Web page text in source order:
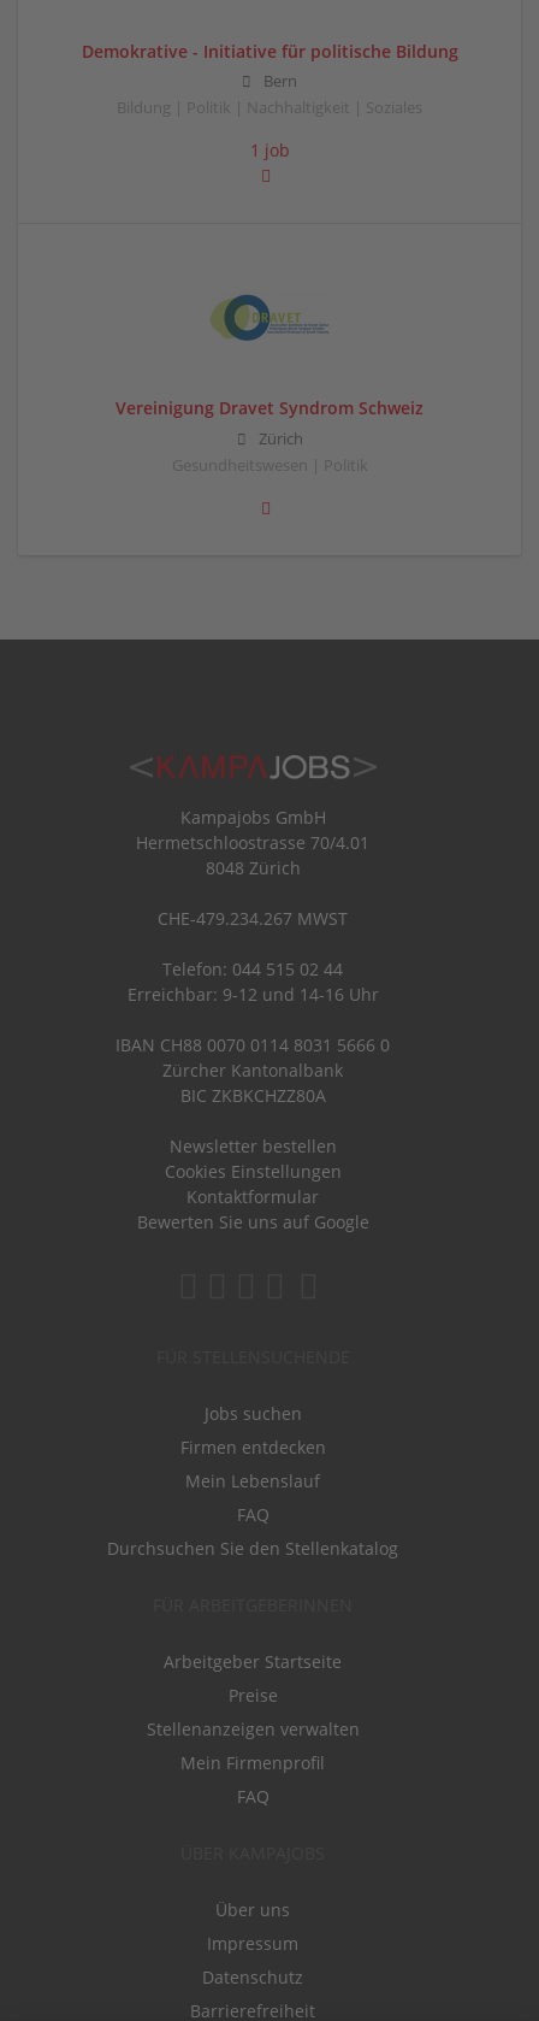
Demokrative - Initiative für politische Bildung
Bern
Bildung | Politik | Nachhaltigkeit | Soziales
1 job
Vereinigung Dravet Syndrom Schweiz
Zürich
Gesundheitswesen | Politik
Kampajobs GmbH
Hermetschloostrasse 70/4.01
8048 Zürich
CHE-479.234.267 MWST
Telefon: 044 515 02 44
Erreichbar: 9-12 und 14-16 Uhr
IBAN CH88 0070 0114 8031 5666 0
Zürcher Kantonalbank
BIC ZKBKCHZZ80A
Newsletter bestellen
Cookies Einstellungen
Kontaktformular
Bewerten Sie uns auf Google
Jobs suchen
Firmen entdecken
Mein Lebenslauf
FAQ
Durchsuchen Sie den Stellenkatalog
Arbeitgeber Startseite
Preise
Stellenanzeigen verwalten
Mein Firmenprofil
FAQ
Über uns
Impressum
Datenschutz
Barrierefreiheit